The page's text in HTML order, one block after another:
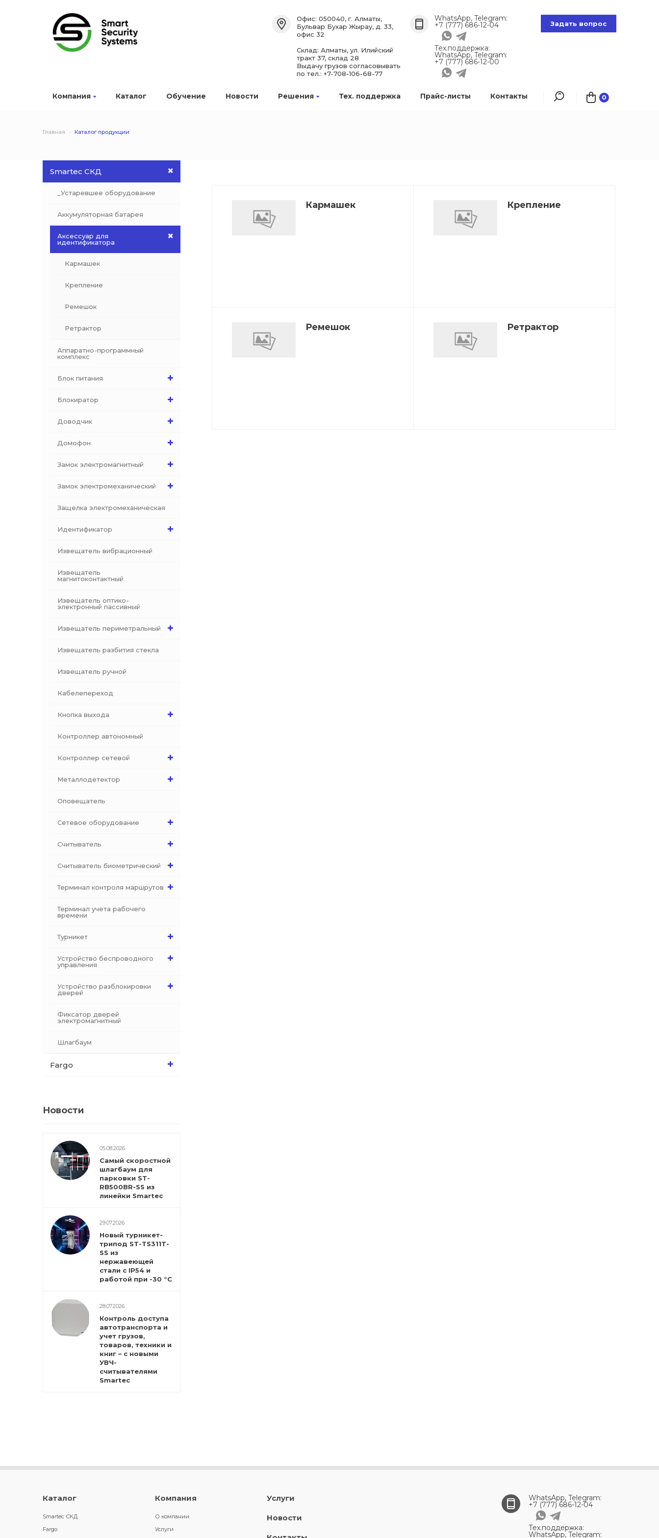
Компания Каталог Обучение Новости Решения Тех. поддержка Прайс-листы Контакты 0
Офис: 050040, г. Алматы,
Бульвар Бухар Жырау, д. 33,
офис 32
Склад: Алматы, ул. Илийский
тракт 37, склад 28
Выдачу грузов согласовывать
по тел.: +7-708-106-68-77
WhatsApp, Telegram:
+7 (777) 686-12-04
Тех.поддержка:
WhatsApp, Telegram:
+7 (777) 686-12-00
Задать вопрос
Главная Каталог продукции
Smartec СКД
_Устаревшее оборудование
Аккумуляторная батарея
Аксессуар для
идентификатора
Кармашек
Крепление
Ремешок
Ретрактор
Аппаратно-программный
комплекс
Блок питания
Блокиратор
Доводчик
Домофон
Замок электромагнитный
Замок электромеханический
Защелка электромеханическая
Идентификатор
Извещатель вибрационный
Извещатель
магнитоконтактный
Извещатель оптико-
электронный пассивный
Извещатель периметральный
Извещатель разбития стекла
Извещатель ручной
Кабелепереход
Кнопка выхода
Контроллер автономный
Контроллер сетевой
Металлодетектор
Оповещатель
Сетевое оборудование
Считыватель
Считыватель биометрический
Терминал контроля маршрутов
Терминал учета рабочего
времени
Турникет
Устройство беспроводного
управления
Устройство разблокировки
дверей
Фиксатор дверей
электромагнитный
Шлагбаум
Fargo
Новости
05.08.2026
Самый скоростной
шлагбаум для
парковки ST-
RB500BR-SS из
линейки Smartec
29.07.2026
Новый турникет-
трипод ST-TS311T-
SS из
нержавеющей
стали с IP54 и
работой при -30 °С
28.07.2026
Контроль доступа
автотранспорта и
учет грузов,
товаров, техники и
книг – с новыми
УВЧ-
считывателями
Smartec
Кармашек Крепление
Ремешок Ретрактор
Каталог
Smartec СКД
Fargo
Компания
О компании
Услуги
Услуги
Новости
WhatsApp, Telegram:
+7 (777) 686-12-04
Тех.поддержка:
WhatsApp, Telegram: